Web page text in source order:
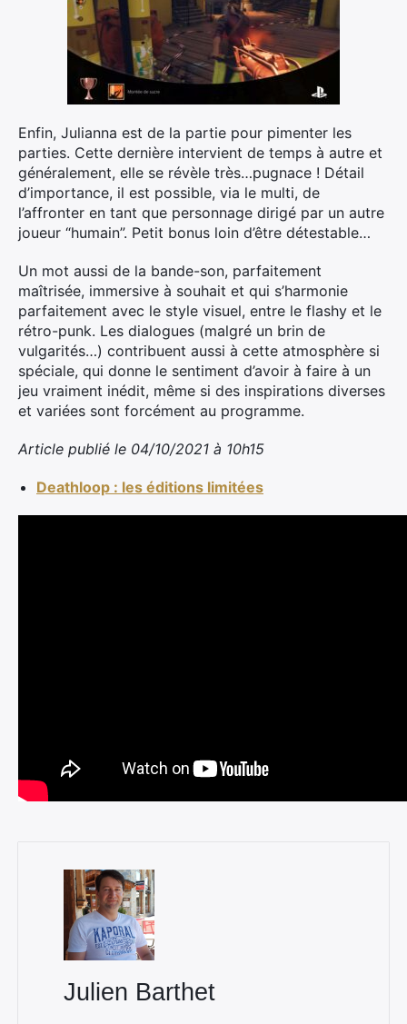
Enfin, Julianna est de la partie pour pimenter les
parties. Cette dernière intervient de temps à autre et
généralement, elle se révèle très…pugnace ! Détail
d’importance, il est possible, via le multi, de
l’affronter en tant que personnage dirigé par un autre
joueur “humain”. Petit bonus loin d’être détestable…
Un mot aussi de la bande-son, parfaitement
maîtrisée, immersive à souhait et qui s’harmonie
parfaitement avec le style visuel, entre le flashy et le
rétro-punk. Les dialogues (malgré un brin de
vulgarités…) contribuent aussi à cette atmosphère si
spéciale, qui donne le sentiment d’avoir à faire à un
jeu vraiment inédit, même si des inspirations diverses
et variées sont forcément au programme.
Article publié le 04/10/2021 à 10h15
Deathloop : les éditions limitées
Julien Barthet
Rechercher
: